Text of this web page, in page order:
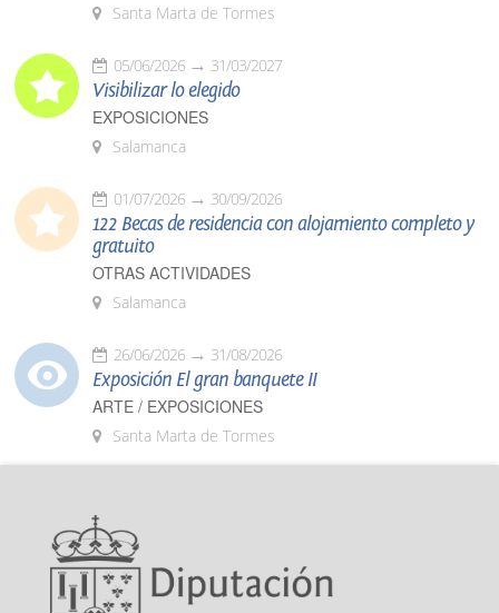
Santa Marta de Tormes
05/06/2026 31/03/2027
Visibilizar lo elegido
EXPOSICIONES
Salamanca
01/07/2026 30/09/2026
122 Becas de residencia con alojamiento completo y
gratuito
OTRAS ACTIVIDADES
Salamanca
26/06/2026 31/08/2026
Exposición El gran banquete II
ARTE / EXPOSICIONES
Santa Marta de Tormes